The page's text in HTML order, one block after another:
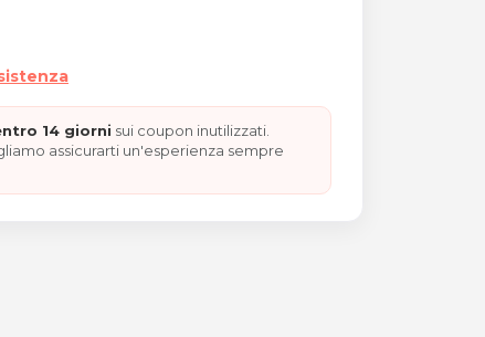
14 giorni sui coupon inutilizzati.
assicurarti un'esperienza sempre